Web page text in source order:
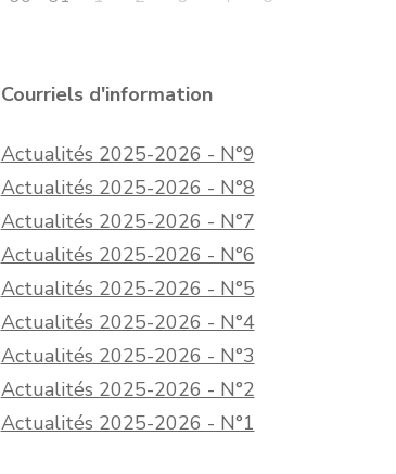
Courriels d'information
Actualités 2025-2026 - N°9
Actualités 2025-2026 - N°8
Actualités 2025-2026 - N°7
Actualités 2025-2026 - N°6
Actualités 2025-2026 - N°5
Actualités 2025-2026 - N°4
Actualités 2025-2026 - N°3
Actualités 2025-2026 - N°2
Actualités 2025-2026 - N°1